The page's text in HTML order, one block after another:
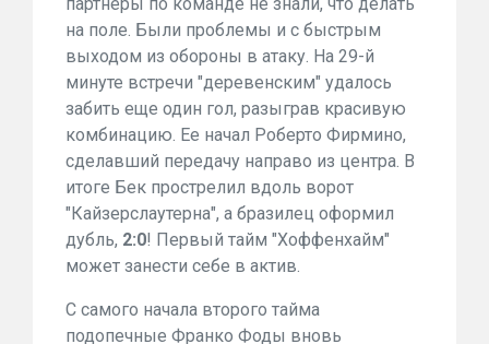
на поле. Были проблемы и с быстрым
выходом из обороны в атаку. На 29-й
минуте встречи "деревенским" удалось
забить еще один гол, разыграв красивую
комбинацию. Ее начал Роберто Фирмино,
сделавший передачу направо из центра. В
итоге Бек прострелил вдоль ворот
"Кайзерслаутерна", а бразилец оформил
дубль, 2:0! Первый тайм "Хоффенхайм"
может занести себе в актив.
С самого начала второго тайма
подопечные Франко Фоды вновь